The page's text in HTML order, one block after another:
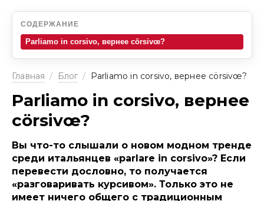
СОДЕРЖАНИЕ
Parliamo in corsivo, вернее cörsivœ?
Главная / Блог / Parliamo in corsivo, вернее cörsivœ?
Parliamo in corsivo, вернее
cörsivœ?
Вы что-то слышали о новом модном тренде
среди итальянцев «parlare in corsivo»? Если
перевести дословно, то получается
«разговаривать курсивом». Только это не
имеет ничего общего с традиционным